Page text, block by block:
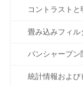
コントラストと
畳み込みフィル
パンシャープン
統計情報および